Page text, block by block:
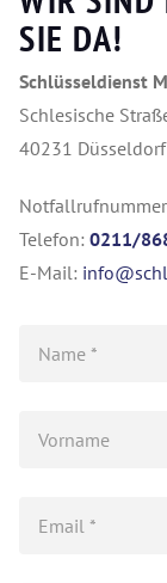
SIE DA!
Schlüsseldienst
Schlesische
40231 Düsseldorf
Telefon: 0211/
E-Mail: